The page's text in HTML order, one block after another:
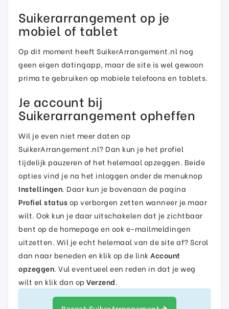
Suikerarrangement op je
mobiel of tablet
Op dit moment heeft SuikerArrangement.nl nog
geen eigen datingapp, maar de site is wel gewoon
prima te gebruiken op mobiele telefoons en tablets.
Je account bij
Suikerarrangement opheffen
Wil je even niet meer daten op
SuikerArrangement.nl? Dan kun je het profiel
tijdelijk pauzeren of het helemaal opzeggen. Beide
opties vind je na het inloggen onder de menuknop
Instellingen. Daar kun je bovenaan de pagina
Profiel statusop verborgen zetten wanneer je maar
wilt. Ook kun je daar uitschakelen dat je zichtbaar
bent op de homepage en ook e-mailmeldingen
uitzetten. Wil je echt helemaal van de site af? Scrol
dan naar beneden en klik op de link Account
opzeggen. Vul eventueel een reden in dat je weg
wilt en klik dan op Verzend.